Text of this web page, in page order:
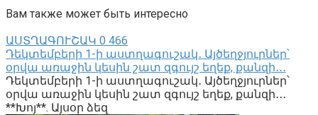
Вам также может быть интересно
ԱՍՏՂԱԳՈՒՇԱԿ 0 466
Դեկտեմբերի 1-ի աստղագուշակ․ Այծեղջյուրներ՝
օրվա առաջին կեսին շատ զգույշ եղեք, քանզի․․․
Դեկտեմբերի 1-ի աստղագուշակ․ Այծեղջյուրներ՝
օրվա առաջին կեսին շատ զգույշ եղեք, քանզի․․․
**Խոյ**. Այսօր ձեզ